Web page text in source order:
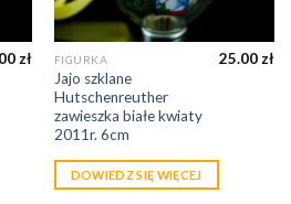
zł FIGURKA
Jajo szklane
Hutschenreuther
zawieszka białe kwiaty
2011r. 6cm
25.00 zł
DOWIEDZ SIĘ WIĘCEJ